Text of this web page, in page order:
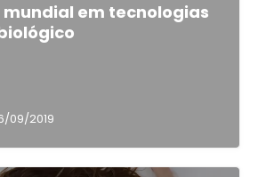
mundial em tecnologias
09/2019